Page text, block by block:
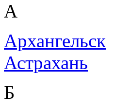
А
Архангельск
Астрахань
Б